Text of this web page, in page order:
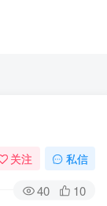
关注 私信
40
10